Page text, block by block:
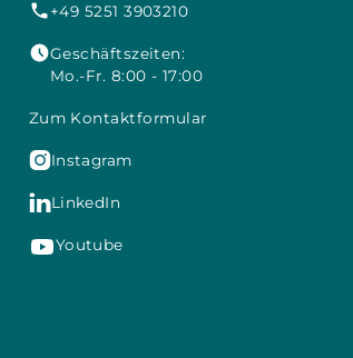
+49 5251 3903210
Geschäftszeiten:
Mo.-Fr. 8:00 - 17:00
Zum Kontaktformular
Instagram
LinkedIn
Youtube